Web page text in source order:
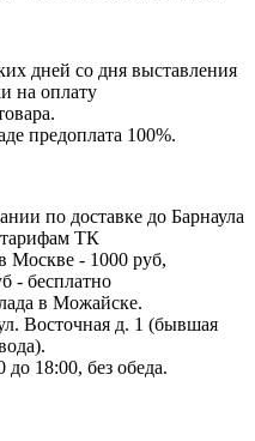
дней со дня выставления
на оплату
предоплата 100%.
по доставке до Барнаула
тарифам ТК
Москве - 1000 руб,
- бесплатно
в Можайске.
Восточная д. 1 (бывшая
18:00, без обеда.